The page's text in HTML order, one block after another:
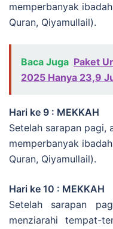
memperbanyak
Quran, Qiyamullail).
Baca Juga Paket
2025 Hanya 23,9
Hari ke 9 : MEKKAH
Setelah sarapan pagi,
memperbanyak
Quran, Qiyamullail).
Hari ke 10 : MEKKAH
Setelah sarapan
menziarahi tempat-